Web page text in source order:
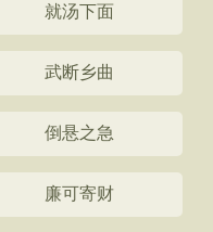
就汤下面
武断乡曲
倒悬之急
廉可寄财